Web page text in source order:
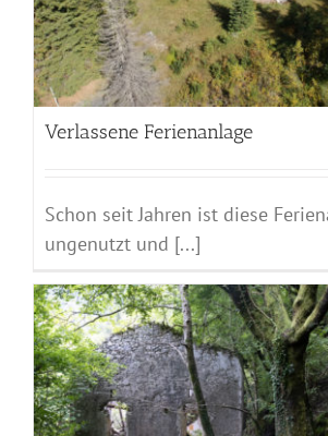
Verlassene Ferienanlage
Schon seit Jahren ist diese
ungenutzt und [...]